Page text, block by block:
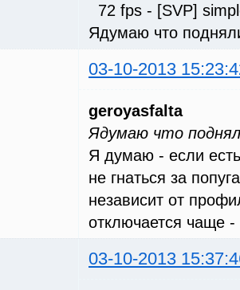
72 fps - [SVP]
Ядумаю что
03-10-2013
geroyasfalta
Ядумаю что
Я думаю - если
не гнаться за
независит от
отключается чаще
03-10-2013